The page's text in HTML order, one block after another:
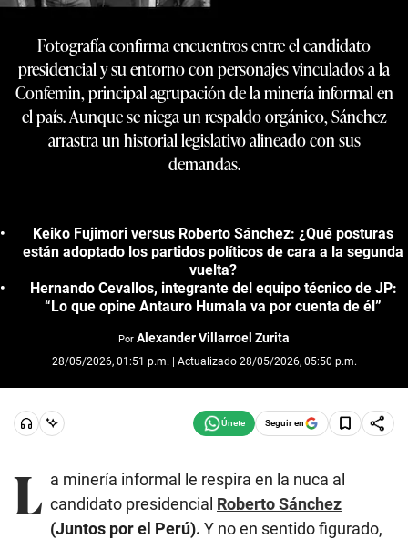
Fotografía confirma encuentros entre el candidato
presidencial y su entorno con personajes vinculados a la
Confemin, principal agrupación de la minería informal en
el país. Aunque se niega un respaldo orgánico, Sánchez
arrastra un historial legislativo alineado con sus
demandas.
Keiko Fujimori versus Roberto Sánchez: ¿Qué posturas
están adoptado los partidos políticos de cara a la segunda
vuelta?
Hernando Cevallos, integrante del equipo técnico de JP:
“Lo que opine Antauro Humala va por cuenta de él”
Por Alexander Villarroel Zurita
28/05/2026, 01:51 p.m. | Actualizado 28/05/2026, 05:50 p.m.
Seguir en
L a minería informal le respira en la nuca al
candidato presidencial Roberto Sánchez
(Juntos por el Perú). Y no en sentido figurado,